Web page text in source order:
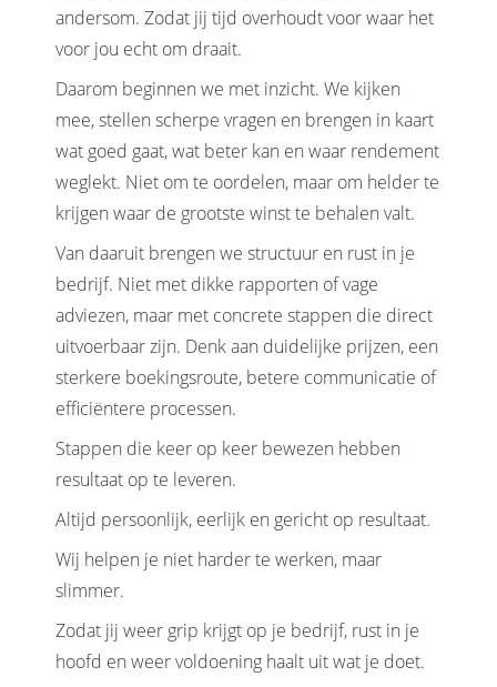
andersom. Zodat jij tijd overhoudt voor waar het
voor jou echt om draait.
Daarom beginnen we met inzicht. We kijken
mee, stellen scherpe vragen en brengen in kaart
wat goed gaat, wat beter kan en waar rendement
weglekt. Niet om te oordelen, maar om helder te
krijgen waar de grootste winst te behalen valt.
Van daaruit brengen we structuur en rust in je
bedrijf. Niet met dikke rapporten of vage
adviezen, maar met concrete stappen die direct
uitvoerbaar zijn. Denk aan duidelijke prijzen, een
sterkere boekingsroute, betere communicatie of
efficiëntere processen.
Stappen die keer op keer bewezen hebben
resultaat op te leveren.
Altijd persoonlijk, eerlijk en gericht op resultaat.
Wij helpen je niet harder te werken, maar
slimmer.
Zodat jij weer grip krijgt op je bedrijf, rust in je
hoofd en weer voldoening haalt uit wat je doet.